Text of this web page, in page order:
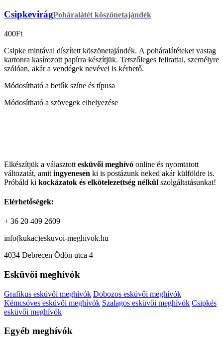
CsipkevirágPoháralátét köszönetajándék
400Ft
Csipke mintával díszített köszönetajándék. A poháralátéteket vastag
kartonra kasírozott papírra készítjük. Tetszőleges felirattal, személyre
szólóan, akár a vendégek nevével is kérhető.
Módosítható a betűk színe és típusa
Módosítható a szövegek elhelyezése
Elkészítjük a választott esküvői meghívó online és nyomtatott
változatát, amit ingyenesen ki is postázunk neked akár külföldre is.
Próbáld ki kockázatok és elkötelezettség nélkül szolgáltatásunkat!
Elérhetőségek:
+ 36 20 409 2609
info(kukac)eskuvoi-meghivok.hu
4034 Debrecen Ödön utca 4
Esküvői meghívók
Grafikus esküvői meghívók Dobozos esküvői meghívók
Kémcsöves esküvői meghívók Szalagos esküvői meghívók Csipkés
esküvői meghívók
Egyéb meghívók